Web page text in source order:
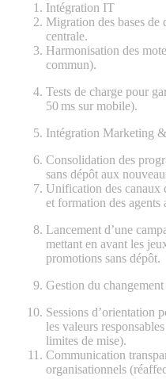
Intégration IT
Migration des bases de
centrale.
Harmonisation des
commun).
Tests de charge pour
50 ms sur mobile).
Intégration Marketing
Consolidation des
sans dépôt aux
Unification des canaux
et formation des agents
Lancement d’une
mettant en avant les
promotions sans dépôt.
Gestion du
Sessions d’orientation
les valeurs
limites de mise).
Communication
organisationnels